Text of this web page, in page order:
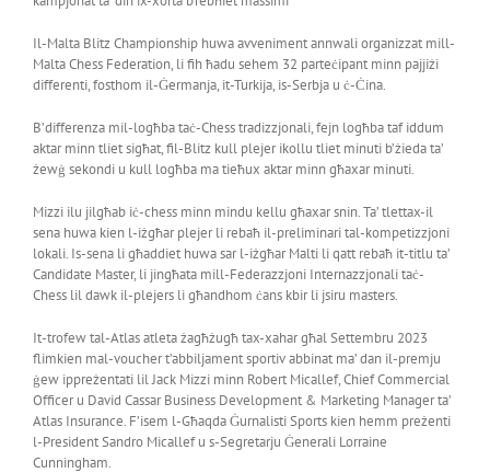
Il-Malta Blitz Championship huwa avveniment annwali organizzat mill-
Malta Chess Federation, li fih ħadu sehem 32 parteċipant minn pajjiżi
differenti, fosthom il-Ġermanja, it-Turkija, is-Serbja u ċ-Ċina.
B’differenza mil-logħba taċ-Chess tradizzjonali, fejn logħba taf iddum
aktar minn tliet sigħat, fil-Blitz kull plejer ikollu tliet minuti b’żieda ta’
żewġ sekondi u kull logħba ma tieħux aktar minn għaxar minuti.
Mizzi ilu jilgħab iċ-chess minn mindu kellu għaxar snin. Ta’ tlettax-il
sena huwa kien l-iżgħar plejer li rebaħ il-preliminari tal-kompetizzjoni
lokali. Is-sena li għaddiet huwa sar l-iżgħar Malti li qatt rebaħ it-titlu ta’
Candidate Master, li jingħata mill-Federazzjoni Internazzjonali taċ-
Chess lil dawk il-plejers li għandhom ċans kbir li jsiru masters.
It-trofew tal-Atlas atleta żagħżugħ tax-xahar għal Settembru 2023
flimkien mal-voucher t’abbiljament sportiv abbinat ma’ dan il-premju
ġew ippreżentati lil Jack Mizzi minn Robert Micallef, Chief Commercial
Officer u David Cassar Business Development & Marketing Manager ta’
Atlas Insurance. F’isem l-Għaqda Ġurnalisti Sports kien hemm preżenti
l-President Sandro Micallef u s-Segretarju Ġenerali Lorraine
Cunningham.